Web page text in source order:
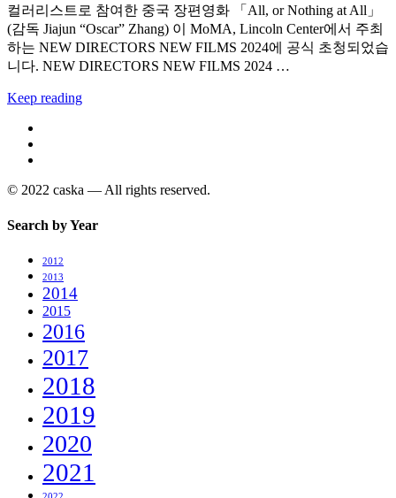
컬러리스트로 참여한 중국 장편영화 「All, or Nothing at All」
(감독 Jiajun “Oscar” Zhang) 이 MoMA, Lincoln Center에서 주최
하는 NEW DIRECTORS NEW FILMS 2024에 공식 초청되었습
니다. NEW DIRECTORS NEW FILMS 2024 …
Keep reading
© 2022 caska — All rights reserved.
Search by Year
2012
2013
2014
2015
2016
2017
2018
2019
2020
2021